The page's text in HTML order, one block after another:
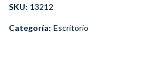
SKU: 13212
Categoría: Escritorio